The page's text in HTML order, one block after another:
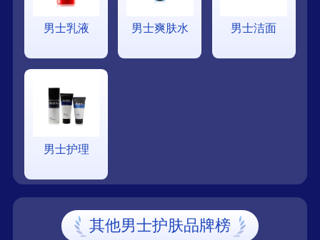
男士乳液 男士爽肤水 男士洁面
男士护理
其他男士护肤品牌榜